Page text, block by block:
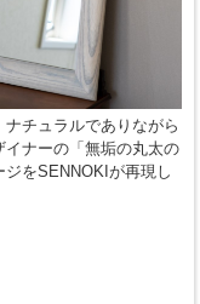
チュラルでありながら
ナーの「無垢の丸太の
をSENNOKIが再現し